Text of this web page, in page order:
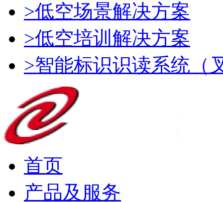
>低空场景解决方案
>低空培训解决方案
>智能标识识读系统（
首页
产品及服务